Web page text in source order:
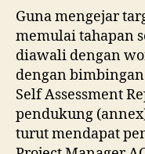
Guna mengejar
memulai tahapan
diawali dengan
dengan
Self Assessment
pendukung
turut mendapat